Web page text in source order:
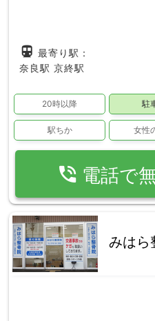
directions_subway 最寄り駅：
奈良駅 京終駅
20時以降 駐
駅ちか 女性
phone_in_talk 電話で
みはら